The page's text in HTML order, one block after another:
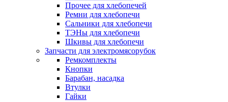
Прочее для хлебопечей
Ремни для хлебопечи
Сальники для хлебопечи
ТЭНы для хлебопечи
Шкивы для хлебопечи
Запчасти для электромясорубок
Ремкомплекты
Кнопки
Барабан, насадка
Втулки
Гайки